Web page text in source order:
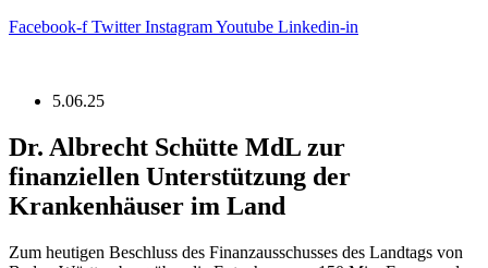
Facebook-f Twitter InstagramYoutube Linkedin-in
5.06.25
Dr. Albrecht Schütte MdL zur
finanziellen Unterstützung der
Krankenhäuser im Land
Zum heutigen Beschluss des Finanzausschusses des Landtags von